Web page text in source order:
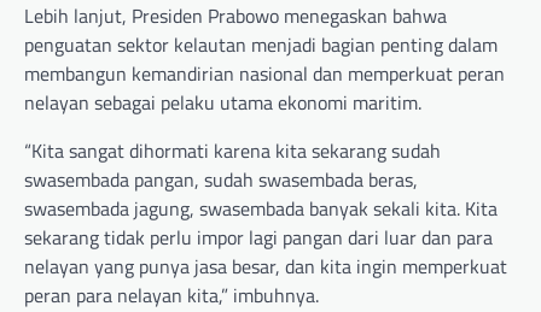
Lebih lanjut, Presiden Prabowo menegaskan bahwa
penguatan sektor kelautan menjadi bagian penting dalam
membangun kemandirian nasional dan memperkuat peran
nelayan sebagai pelaku utama ekonomi maritim.
“Kita sangat dihormati karena kita sekarang sudah
swasembada pangan, sudah swasembada beras,
swasembada jagung, swasembada banyak sekali kita. Kita
sekarang tidak perlu impor lagi pangan dari luar dan para
nelayan yang punya jasa besar, dan kita ingin memperkuat
peran para nelayan kita,” imbuhnya.